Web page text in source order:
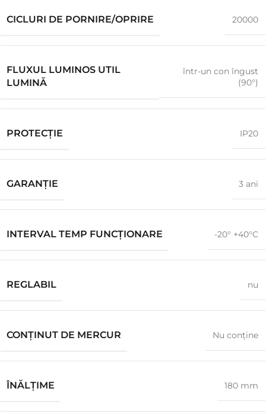
CICLURI DE PORNIRE/OPRIRE 20000
FLUXUL LUMINOS UTIL
LUMINĂ
într-un con îngust
(90°)
PROTECŢIE IP20
GARANŢIE 3 ani
INTERVAL TEMP FUNCȚIONARE -20° +40°C
REGLABIL nu
CONȚINUT DE MERCUR Nu conţine
ÎNĂLŢIME 180 mm